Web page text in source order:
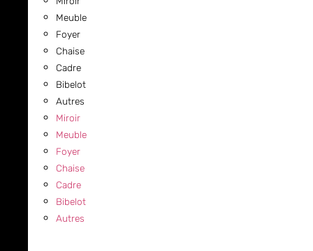
Meuble
Foyer
Chaise
Cadre
Bibelot
Autres
Miroir
Meuble
Foyer
Chaise
Cadre
Bibelot
Autres